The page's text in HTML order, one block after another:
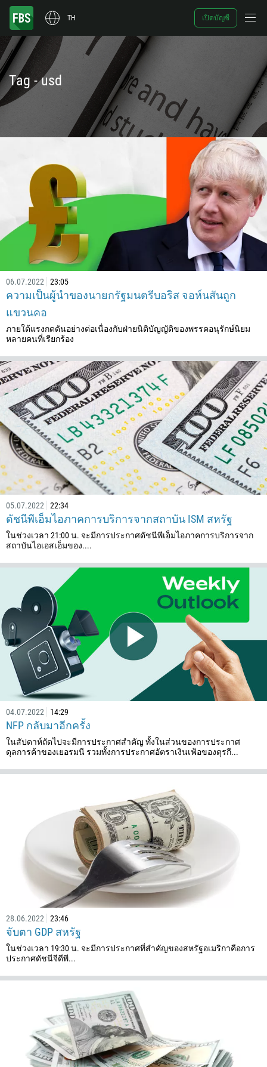
TH เปิดบัญชี
Tag - usd
06.07.2022 23:05
ความเป็นผู้นำของนายกรัฐมนตรีบอริส จอห์นสันถูก
แขวนคอ
ภายใต้แรงกดดันอย่างต่อเนื่องกับฝ่ายนิติบัญญัติของพรรคอนุรักษ์นิยม
หลายคนที่เรียกร้อง
05.07.2022 22:34
ดัชนีพีเอ็มไอภาคการบริการจากสถาบัน ISM สหรัฐ
ในช่วงเวลา 21:00 น. จะมีการประกาศดัชนีพีเอ็มไอภาคการบริการจาก
สถาบันไอเอสเอ็มของ....
04.07.2022 14:29
NFP กลับมาอีกครั้ง
ในสัปดาห์ถัดไปจะมีการประกาศสำคัญ ทั้งในส่วนของการประกาศ
ดุลการค้าของเยอรมนี รวมทั้งการประกาศอัตราเงินเฟ้อของตุรกี...
28.06.2022 23:46
จับตา GDP สหรัฐ
ในช่วงเวลา 19:30 น. จะมีการประกาศที่สำคัญของสหรัฐอเมริกาคือการ
ประกาศดัชนีจีดีพี...